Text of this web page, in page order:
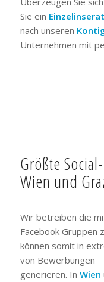
Sie ein
nach unseren
Unternehmen mit
Größte
Wien und
Wir betreiben die
Facebook Gruppen
können somit in
von Bewerbungen
generieren. In Wien